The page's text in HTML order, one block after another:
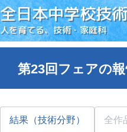
全日本中学校技
人を育てる、技術・家庭科
第23回フェアの
結果（技術分野） 全作